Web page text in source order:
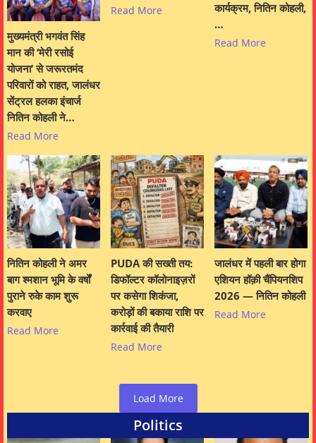
मुख्यमंत्री भगवंत सिंह
मान की ‘मेरी रसोई
योजना’ से जरूरतमंद
परिवारों को राहत, जालंधर
सेंट्रल हलका इंचार्ज
नितिन कोहली ने…
Read More
Read More
कार्यक्रम, नितिन कोहली,
…
Read More
नितिन कोहली ने अमर
बाग श्मशान भूमि के वर्षों
पुराने रुके काम शुरू
करवाए
Read More
PUDA की सख्ती तय:
डिफॉल्टर कॉलोनाइज़रों
पर कसेगा शिकंजा,
करोड़ों की बकाया राशि पर
कार्रवाई की तैयारी
Read More
जालंधर में पहली बार होगा
एशियन हॉक़ी चैंपियनशिप
2026 — नितिन कोहली
Read More
Load More
Politics